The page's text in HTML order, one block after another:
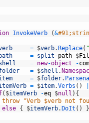
InvokeVerb (&
= $verb. Replace(
= split -path $
= new-object -com
= $shell .
= $folder.
= $item.Verbs ( )
( $itemVerb -eq $null ) {
throw "Verb $verb not
else { $itemVerb. DoIt ( ) }